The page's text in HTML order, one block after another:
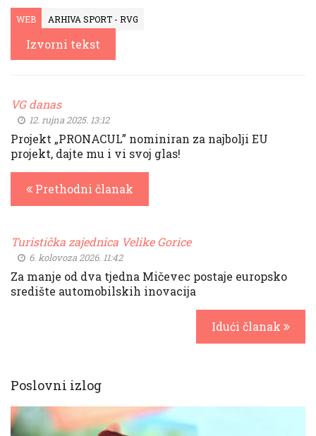
WEB ARHIVA SPORT - RVG
Izvorni tekst
VG danas
12. rujna 2025. 13:12
Projekt „PRONACUL” nominiran za najbolji EU
projekt, dajte mu i vi svoj glas!
Prethodni članak
Turistička zajednica Velike Gorice
6. kolovoza 2026. 11:42
Za manje od dva tjedna Mičevec postaje europsko
središte automobilskih inovacija
Idući članak
Poslovni izlog